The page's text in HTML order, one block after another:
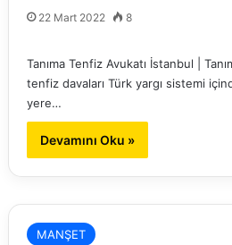
22 Mart 2022 8
Tanıma Tenfiz Avukatı İstanbul |
tenfiz davaları Türk yargı sistemi
yere…
Devamını Oku »
MANŞET